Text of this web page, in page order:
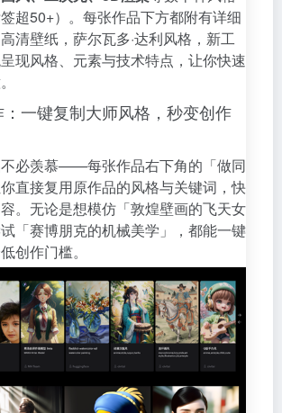
签超50+）。每张作品下方都附有详细
清壁纸，萨尔瓦多·达利风格，新工
现风格、元素与技术特点，让你快速
一键复制大师风格，秒变创作
必羡慕——每张作品右下角的「做同
直接复用原作品的风格与关键词，快
。无论是想模仿「敦煌壁画的飞天女
「赛博朋克的机械美学」，都能一键
创作门槛。